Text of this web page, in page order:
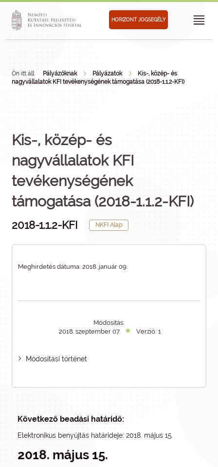
HORIZONT JOGSEGÉLY
Ön itt áll: Pályázóknak Pályázatok
Kis-, közép- és
nagyvállalatok KFI tevékenységének támogatása (2018-1.1.2-KFI)
Kis-, közép- és
nagyvállalatok KFI
tevékenységének
támogatása (2018-1.1.2-KFI)
2018-1.1.2-KFI NKFI Alap
Meghirdetés dátuma: 2018. január 09.
Módosítás:
2018. szeptember 07.
Verzió: 1
Módosítási történet
Következő beadási határidő:
Elektronikus benyújtás határideje: 2018. május 15.
2018. május 15.